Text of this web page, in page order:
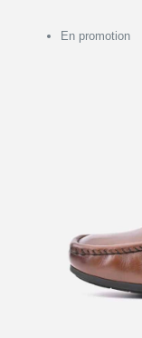
En promotion